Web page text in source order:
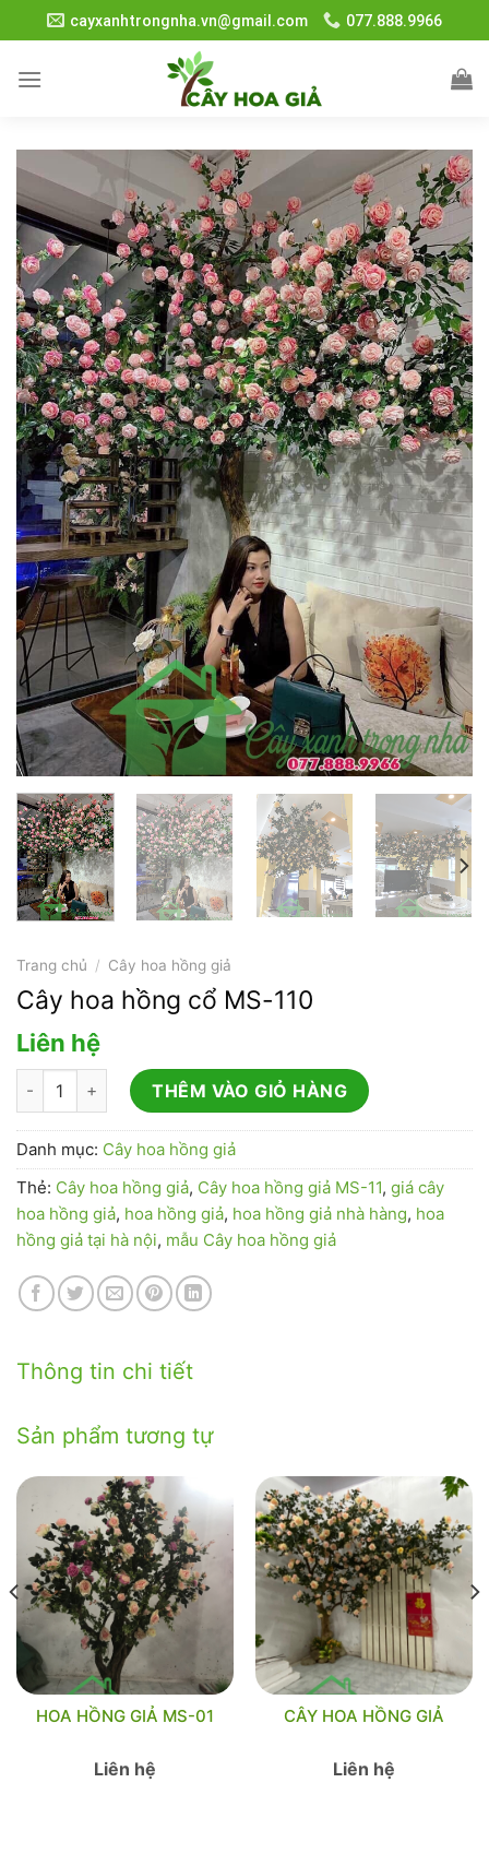
to
content
cayxanhtrongnha.vn@gmail.com 077.888.9966
Trang chủ / Cây hoa hồng giả
Cây hoa hồng cổ MS-110
Liên hệ
Cây hoa hồng cổ MS-110 số lượng
THÊM VÀO GIỎ HÀNG
Danh mục: Cây hoa hồng giả
Thẻ: Cây hoa hồng giả, Cây hoa hồng giả MS-11, giá cây
hoa hồng giả, hoa hồng giả, hoa hồng giả nhà hàng, hoa
hồng giả tại hà nội, mẫu Cây hoa hồng giả
Thông tin chi tiết
Sản phẩm tương tự
HOA HỒNG GIẢ MS-01
Liên hệ
CÂY HOA HỒNG GIẢ
Liên hệ